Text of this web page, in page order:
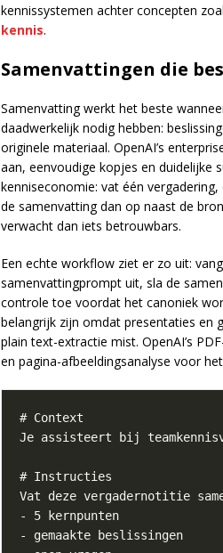
kennissystemen achter concepten
kennis.
Samenvattingen die
Samenvatting werkt het beste
daadwerkelijk nodig hebben:
originele materiaal. OpenAI’s
aan, eenvoudige kopjes en duidelijke
kenniseconomie: vat één
de samenvatting dan op naast de
verwacht dan iets betrouwbars.
Een echte workflow ziet er zo uit:
samenvattingprompt uit, sla de
controle toe voordat het canoniek
belangrijk zijn omdat presentaties en
plain text-extractie mist. OpenAI’s
en pagina-afbeeldingsanalyse voor